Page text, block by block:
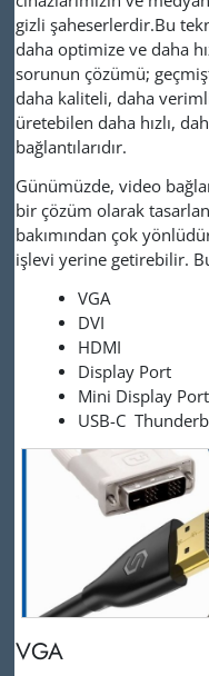
gizli şaheserlerdir.Bu
daha optimize ve daha
sorunun çözümü;
daha kaliteli, daha
üretebilen daha hızlı,
bağlantılarıdır.
Günümüzde, video
bir çözüm olarak
bakımından çok
işlevi yerine getirebilir.
VGA
DVI
HDMI
Display Port
Mini Display Port
USB-C
VGA